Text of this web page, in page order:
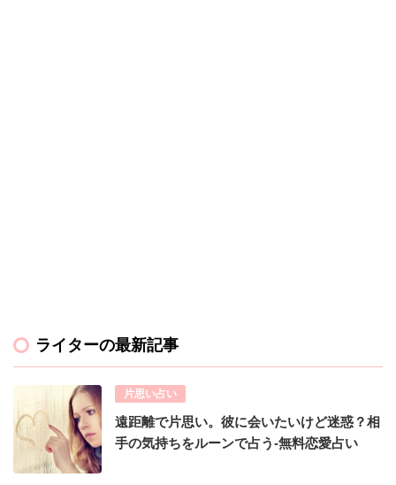
ライターの最新記事
片思い占い
遠距離で片思い。彼に会いたいけど迷惑？相
手の気持ちをルーンで占う-無料恋愛占い